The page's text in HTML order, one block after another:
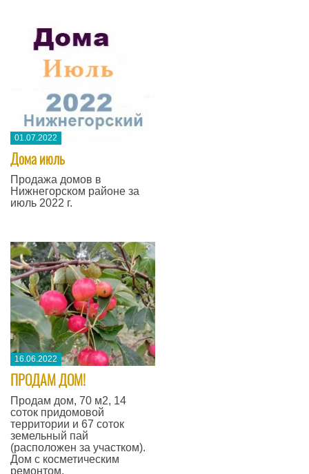
01.07.2022
Дома июль
Продажа домов в
Нижнегорском районе за
июль 2022 г.
16.06.2022
​ПРОДАМ ДОМ!
Продам дом, 70 м2, 14
соток придомовой
территории и 67 соток
земельный пай
(расположен за участком).
Дом с косметическим
ремонтом,